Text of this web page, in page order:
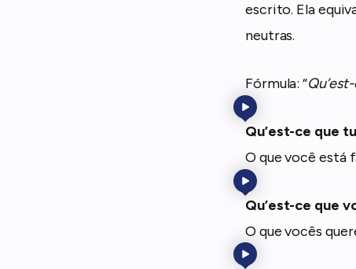
escrito. Ela
neutras.
Fórmula: “
Qu’est-ce que
O que você está
Qu’est-ce que
O que vocês